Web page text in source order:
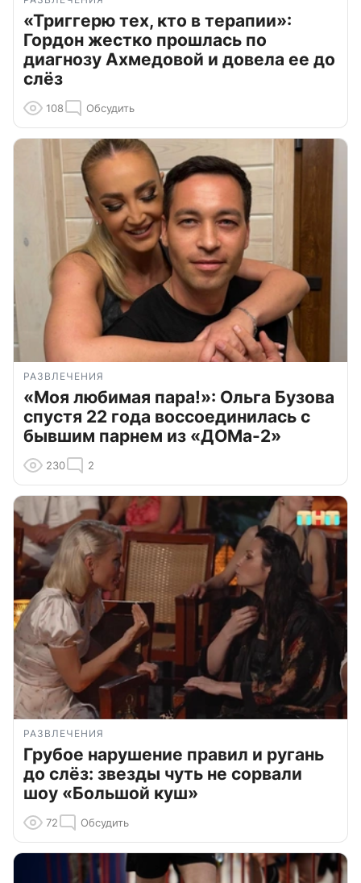
«Триггерю тех, кто в терапии»:
Гордон жестко прошлась по
диагнозу Ахмедовой и довела ее до
слёз
108 Обсудить
РАЗВЛЕЧЕНИЯ
«Моя любимая пара!»: Ольга Бузова
спустя 22 года воссоединилась с
бывшим парнем из «ДОМа-2»
230 2
РАЗВЛЕЧЕНИЯ
Грубое нарушение правил и ругань
до слёз: звезды чуть не сорвали
шоу «Большой куш»
72 Обсудить